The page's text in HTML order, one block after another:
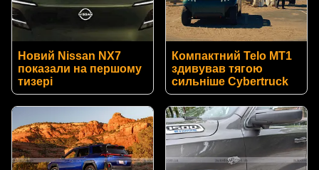
Новий Nissan NX7
показали на першому
тизері
Компактний Telo MT1
здивував тягою
сильніше Cybertruck